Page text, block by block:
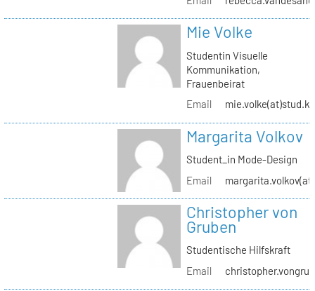
Mie Volke
Studentin Visuelle
Kommunikation,
Frauenbeirat
Email
Margarita Volkov
Student_in Mode-Design
Email
Christopher von
Gruben
Studentische Hilfskraft
Email